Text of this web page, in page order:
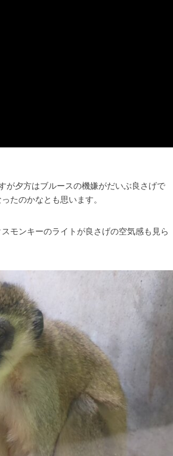
が夕方はブルースの機嫌がだいぶ良さげで
たのかなとも思います。
モンキーのライトが良さげの空気感も見ら